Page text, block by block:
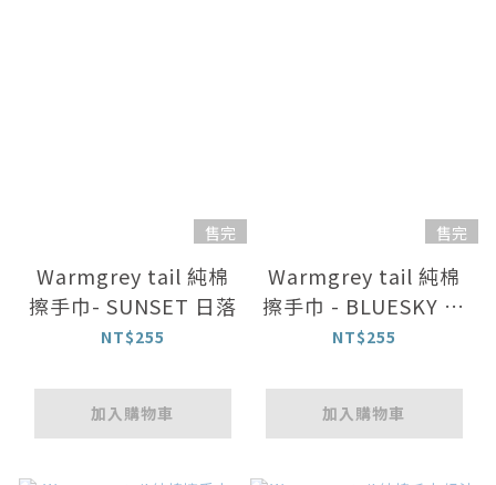
售完
Warmgrey tail 純棉
擦手巾- SUNSET 日落
NT$255
加入購物車
售完
Warmgrey tail 純棉
擦手巾 - BLUESKY 藍
天
NT$255
加入購物車